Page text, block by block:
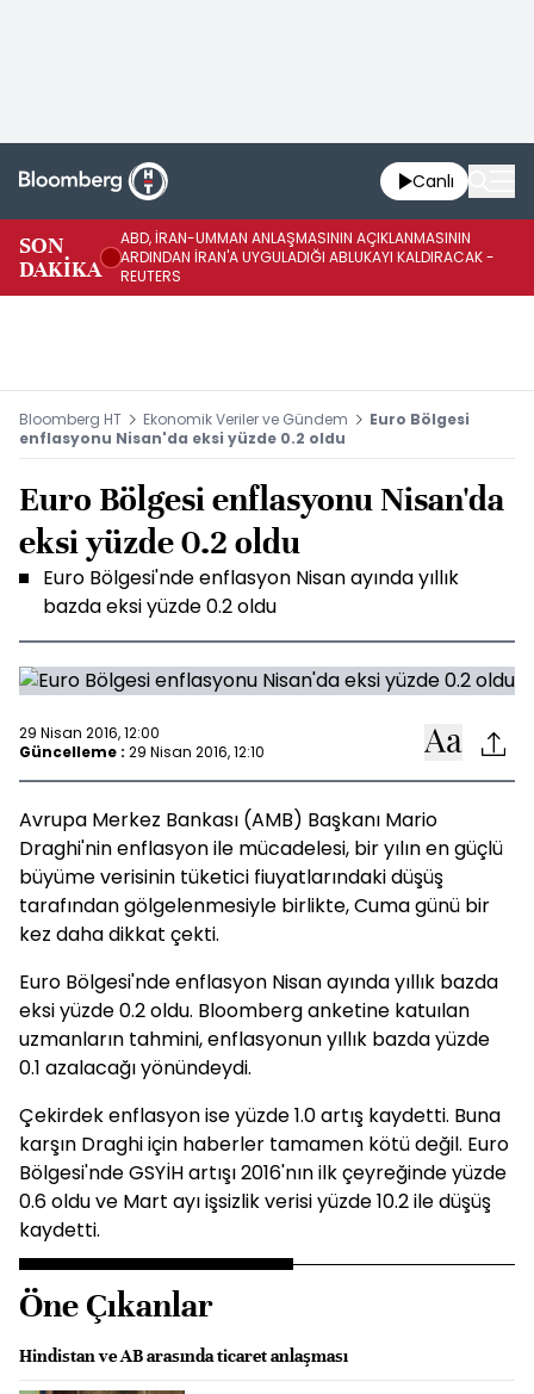
Canlı
SON
DAKİKA
ABD, İRAN-UMMAN ANLAŞMASININ AÇIKLANMASININ
ARDINDAN İRAN'A UYGULADIĞI ABLUKAYI KALDIRACAK -
REUTERS
Bloomberg HT Ekonomik Veriler ve Gündem
Euro Bölgesi
enflasyonu Nisan'da eksi yüzde 0.2 oldu
Euro Bölgesi enflasyonu Nisan'da
eksi yüzde 0.2 oldu
Euro Bölgesi'nde enflasyon Nisan ayında yıllık
bazda eksi yüzde 0.2 oldu
29 Nisan 2016, 12:00
Güncelleme : 29 Nisan 2016, 12:10
Avrupa Merkez Bankası (AMB) Başkanı Mario
Draghi'nin enflasyon ile mücadelesi, bir yılın en güçlü
büyüme verisinin tüketici fiuyatlarındaki düşüş
tarafından gölgelenmesiyle birlikte, Cuma günü bir
kez daha dikkat çekti.
Euro Bölgesi'nde enflasyon Nisan ayında yıllık bazda
eksi yüzde 0.2 oldu. Bloomberg anketine katuılan
uzmanların tahmini, enflasyonun yıllık bazda yüzde
0.1 azalacağı yönündeydi.
Çekirdek enflasyon ise yüzde 1.0 artış kaydetti. Buna
karşın Draghi için haberler tamamen kötü değil. Euro
Bölgesi'nde GSYİH artışı 2016'nın ilk çeyreğinde yüzde
0.6 oldu ve Mart ayı işsizlik verisi yüzde 10.2 ile düşüş
kaydetti.
Öne Çıkanlar
Hindistan ve AB arasında ticaret anlaşması